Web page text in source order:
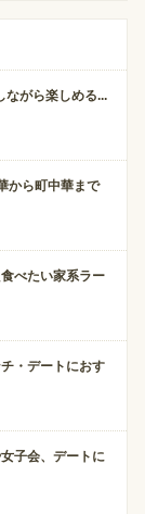
ながら楽しめる...
から町中華まで
べたい家系ラー
・デートにおす
子会、デートに